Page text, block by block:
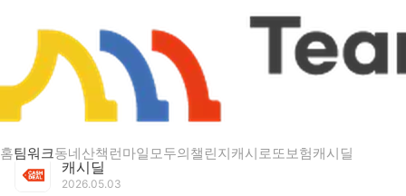
홈팀워크동네산책 런마일모두의챌린지캐시로또보험캐시딜
게시글 상세
🥜산과들에 가정의달 선물대전🐿️
캐시딜
2026.05.03